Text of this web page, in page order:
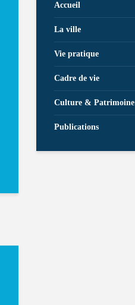
Accueil
La ville
Vie pratique
Cadre de vie
Culture & Patrimoine
Publications